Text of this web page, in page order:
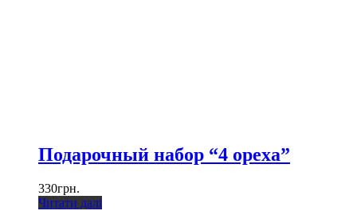
Подарочный набор “4 ореха”
330грн.
Читати далі